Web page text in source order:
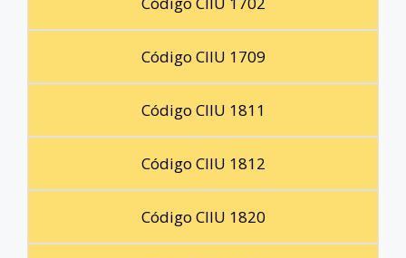
Código CIIU 1709
Código CIIU 1811
Código CIIU 1812
Código CIIU 1820